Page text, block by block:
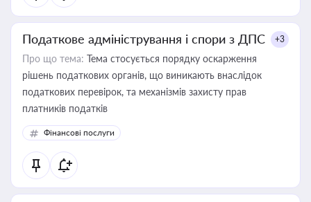
Податкове адміністрування і спори з ДПС +3
Про що тема: Тема стосується порядку оскарження
рішень податкових органів, що виникають внаслідок
податкових перевірок, та механізмів захисту прав
платників податків
Фінансові послуги